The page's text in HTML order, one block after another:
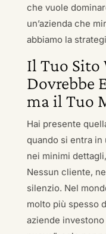
che vuole
un’azienda che
abbiamo la
Il Tuo Sito
Dovrebbe
ma il Tuo
Hai presente
quando si entra
nei minimi
Nessun cliente,
silenzio. Nel
molto più spesso
aziende